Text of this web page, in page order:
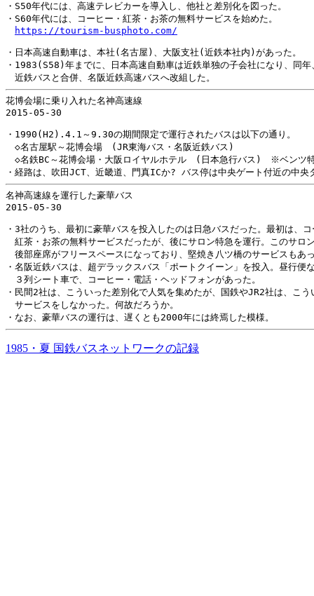
・S50年代には、高速テレビカーを導入し、他社と差別化を図った。
・S60年代には、コーヒー・紅茶・お茶の無料サービスを始めた。
https://tourism-busphoto.com/
・日本高速自動車は、本社(名古屋)、大阪支社(近鉄本社内)があった。
・1983(S58)年までに、日本高速自動車は近鉄単独の子会社になり、同年
花博会場に乗り入れた名神高速線
2015-05-30
・1990(H2).4.1～9.30の期間限定で運行されたバスは以下の通り。
◇名古屋駅～花博会場　(JR東海バス・名阪近鉄バス)
◇名鉄BC～花博会場・大阪ロイヤルホテル　(日本急行バス)　※ベンツ
名神高速線を運行した豪華バス
2015-05-30
・3社のうち、最初に豪華バスを投入したのは日急バスだった。最初は、
紅茶・お茶の無料サービスだったが、後にサロン特急を運行。このサロ
後部座席がフリースペースになっており、堅焼き八ツ橋のサービスもあ
・名阪近鉄バスは、超デラックスバス「ポートクイーン」を投入。昼行便
３列シート車で、コーヒー・電話・ヘッドフォンがあった。
・民間2社は、こういった差別化で人気を集めたが、国鉄やJR2社は、こう
サービスをしなかった。何故だろうか。
1985・夏 国鉄バスネットワークの記録